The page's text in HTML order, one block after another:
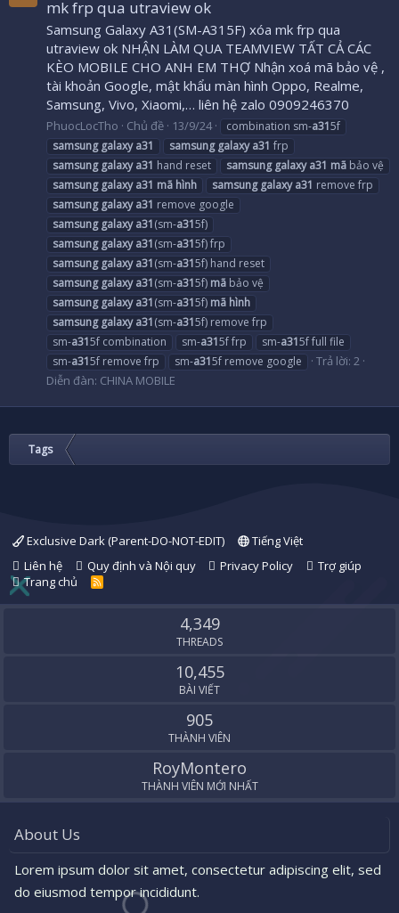
mk frp qua utraview ok
Samsung Galaxy A31(SM-A315F) xóa mk frp qua
utraview ok NHẬN LÀM QUA TEAMVIEW TẤT CẢ CÁC
KÈO MOBILE CHO ANH EM THỢ Nhận xoá mã bảo vệ ,
tài khoản Google, mật khẩu màn hình Oppo, Realme,
Samsung, Vivo, Xiaomi,… liên hệ zalo 0909246370
PhuocLocTho Chủ đề 13/9/24 combination sm-a315f
samsung galaxy a31 samsung galaxy a31 frp
samsung galaxy a31 hand reset samsung galaxy a31 mã bảo vệ
samsung galaxy a31 mã hình samsung galaxy a31 remove frp
samsung galaxy a31 remove google
samsung galaxy a31(sm-a315f)
samsung galaxy a31(sm-a315f) frp
samsung galaxy a31(sm-a315f) hand reset
samsung galaxy a31(sm-a315f) mã bảo vệ
samsung galaxy a31(sm-a315f) mã hình
samsung galaxy a31(sm-a315f) remove frp
sm-a315f combination sm-a315f frp sm-a315f full file
sm-a315f remove frp sm-a315f remove google
Trả lời: 2
Diễn đàn: CHINA MOBILE
Tags
Exclusive Dark (Parent-DO-NOT-EDIT)
Tiếng Việt
Liên hệ
Quy định và Nội quy Privacy Policy
Trợ giúp
Trang chủ
R
S
4,349
THREADS
10,455
BÀI VIẾT
905
THÀNH VIÊN
RoyMontero
THÀNH VIÊN MỚI NHẤT
About Us
Lorem ipsum dolor sit amet, consectetur adipiscing elit, sed
do eiusmod tempor incididunt.